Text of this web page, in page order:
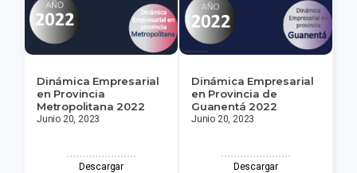
Dinámica Empresarial
en Provincia
Metropolitana 2022
Junio 20, 2023
Descargar
Dinámica Empresarial
en Provincia de
Guanentá 2022
Junio 20, 2023
Descargar